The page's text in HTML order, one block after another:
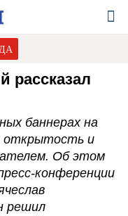
рассказал
баннерах на
открытость и
Об этом
конференции
решил